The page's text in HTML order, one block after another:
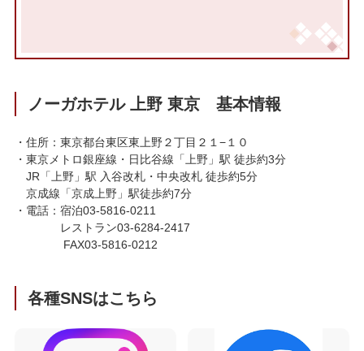
ノーガホテル 上野 東京 基本情報
・住所：東京都台東区東上野２丁目２１−１０
・東京メトロ銀座線・日比谷線「上野」駅 徒歩約3分
JR「上野」駅 入谷改札・中央改札 徒歩約5分
京成線「京成上野」駅徒歩約7分
・電話：宿泊03-5816-0211
レストラン03-6284-2417
FAX03-5816-0212
各種SNSはこちら